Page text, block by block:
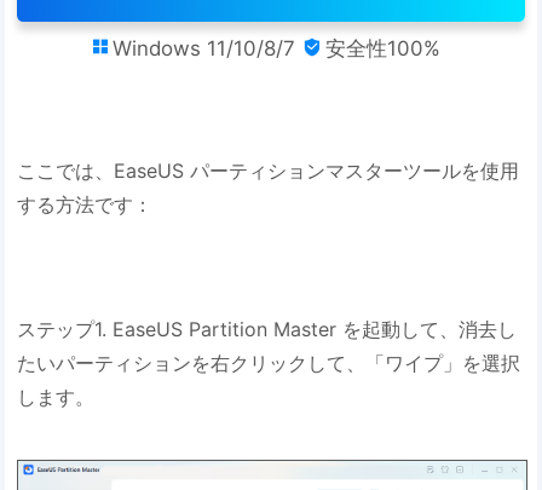
 Windows 11/10/8/7  安全性100%
ここでは、EaseUS パーティションマスターツールを使用
する方法です：
ステップ1. EaseUS Partition Master を起動して、消去し
たいパーティションを右クリックして、「ワイプ」を選択
します。